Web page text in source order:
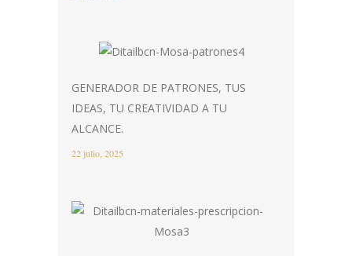
GENERADOR DE PATRONES, TUS
IDEAS, TU CREATIVIDAD A TU
ALCANCE.
22 julio, 2025